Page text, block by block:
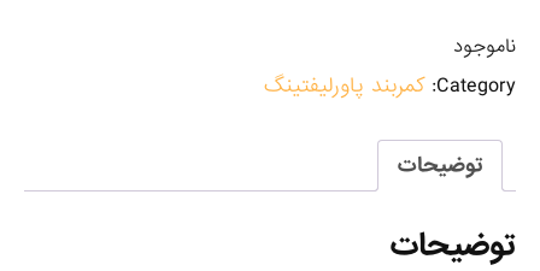
ناموجود
Category: کمربند پاورلیفتینگ
توضیحات
توضیحات